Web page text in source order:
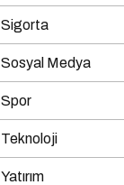
Sigorta
Sosyal Medya
Spor
Teknoloji
Yatırım